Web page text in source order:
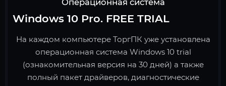
Windows 10 Pro. FREE TRIAL
На каждом компьютере ТоргПК уже установлена
операционная система Windows 10 trial
(ознакомительная версия на 30 дней) а также
полный пакет драйверов, диагностические